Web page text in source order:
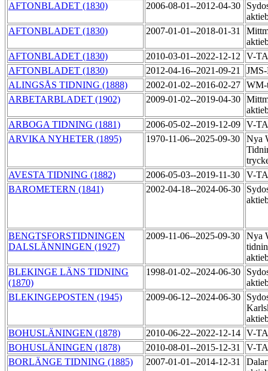
AFTONBLADET (1830)
2006-08-01--2012-04-30
AFTONBLADET (1830)
2007-01-01--2018-01-31
AFTONBLADET (1830)
2010-03-01--2022-12-12
V-
AFTONBLADET (1830)
2012-04-16--2021-09-21
ALINGSÅS TIDNING (1888)
2002-01-02--2016-02-27
ARBETARBLADET (1902)
2009-01-02--2019-04-30
ARBOGA TIDNING (1881)
2006-05-02--2019-12-09 V-
ARVIKA NYHETER (1895)
1970-11-06--2025-09-30
Nya
AVESTA TIDNING (1882)
2006-05-03--2019-11-30
V-
BAROMETERN (1841)
2002-04-18--2024-06-30
BENGTSFORSTIDNINGEN
DALSLÄNNINGEN (1927)
2009-11-06--2025-09-30
Nya
BLEKINGE LÄNS TIDNING
(1870)
1998-01-02--2024-06-30
BLEKINGEPOSTEN (1945)
2009-06-12--2024-06-30
BOHUSLÄNINGEN (1878)
2010-06-22--2022-12-14 V-
BOHUSLÄNINGEN (1878)
2010-08-01--2015-12-31
V-
BORLÄNGE TIDNING (1885)
2007-01-01--2014-12-31